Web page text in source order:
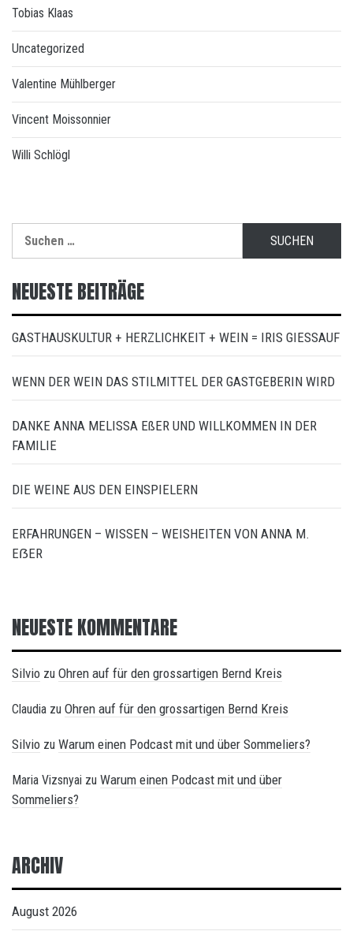
Tobias Klaas
Uncategorized
Valentine Mühlberger
Vincent Moissonnier
Willi Schlögl
NEUESTE BEITRÄGE
GASTHAUSKULTUR + HERZLICHKEIT + WEIN = IRIS GIESSAUF
WENN DER WEIN DAS STILMITTEL DER GASTGEBERIN WIRD
DANKE ANNA MELISSA EßER UND WILLKOMMEN IN DER
FAMILIE
DIE WEINE AUS DEN EINSPIELERN
ERFAHRUNGEN – WISSEN – WEISHEITEN VON ANNA M.
EẞER
NEUESTE KOMMENTARE
Silvio zu Ohren auf für den grossartigen Bernd Kreis
Claudia zu Ohren auf für den grossartigen Bernd Kreis
Silvio zu Warum einen Podcast mit und über Sommeliers?
Maria Vizsnyai zu Warum einen Podcast mit und über
Sommeliers?
ARCHIV
August 2026